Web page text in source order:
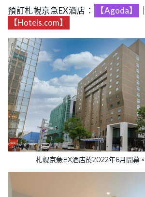
預訂札幌京急EX酒店： 【Agoda】
【Hotels.com】
札幌京急EX酒店於2022年6月開幕